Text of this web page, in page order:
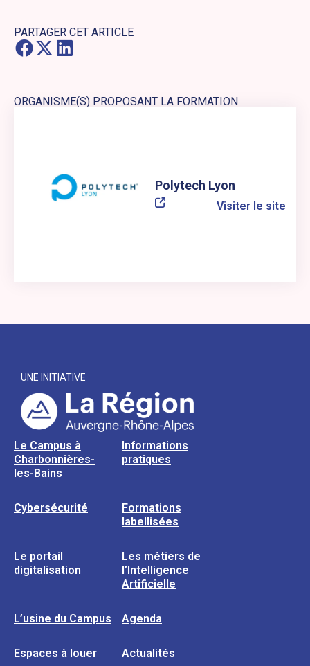
PARTAGER CET ARTICLE
ORGANISME(S) PROPOSANT LA FORMATION
Polytech Lyon
Visiter le site
UNE INITIATIVE
Le Campus à
Charbonnières-
les-Bains
Informations
pratiques
Cybersécurité
Formations
labellisées
Le portail
digitalisation
Les métiers de
l’Intelligence
Artificielle
L’usine du Campus Agenda
Espaces à louer Actualités